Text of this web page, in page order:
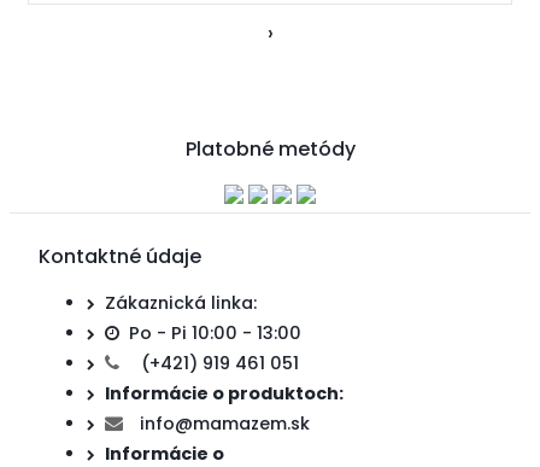
›
Platobné metódy
Kontaktné údaje
Zákaznická linka:
Po - Pi 10:00 - 13:00
(+421) 919 461 051
Informácie o produktoch:
info@mamazem.sk
Informácie o